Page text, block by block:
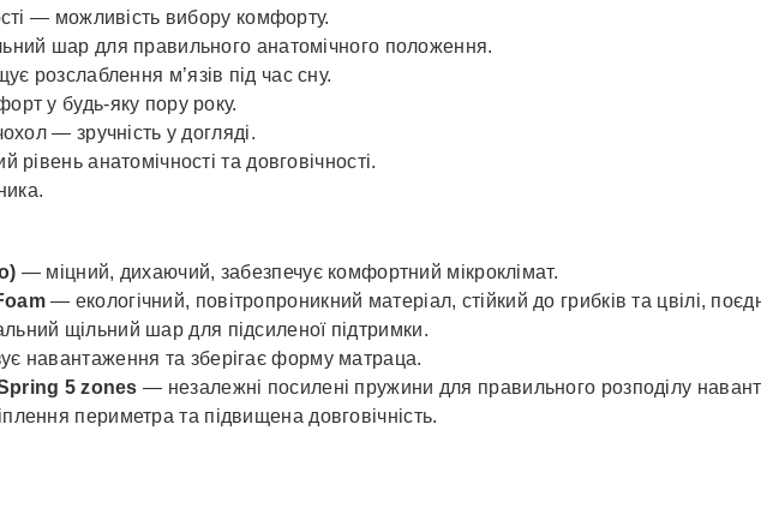
— можливість вибору комфорту.
шар для правильного анатомічного положення.
розслаблення м’язів під час сну.
у будь-яку пору року.
— зручність у догляді.
анатомічності та довговічності.
— міцний, дихаючий, забезпечує комфортний мікроклімат.
— екологічний, повітропроникний матеріал, стійкий до грибків та цвілі,
щільний шар для підсиленої підтримки.
навантаження та зберігає форму матраца.
5 zones — незалежні посилені пружини для правильного розподілу
периметра та підвищена довговічність.